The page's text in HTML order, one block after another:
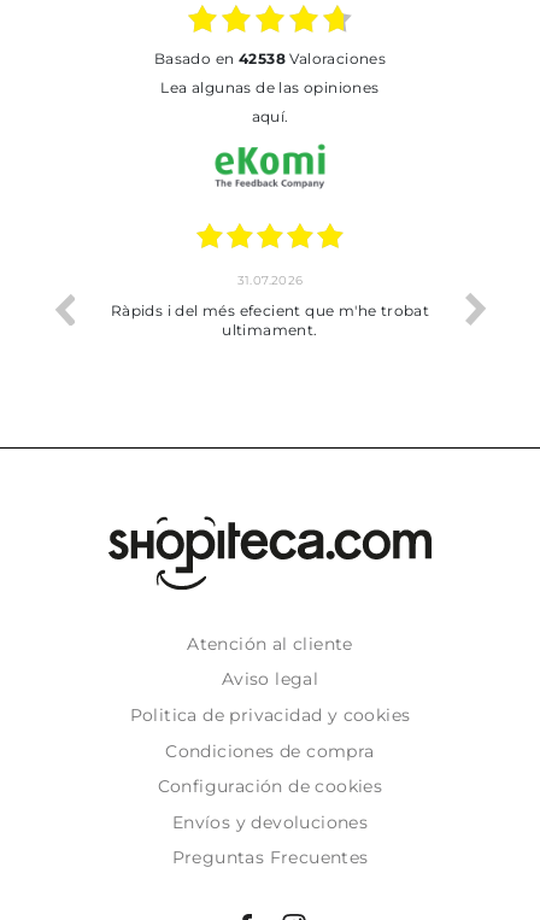
basado en 42538Valoraciones
Lea algunas de las opiniones
aquí.
31.07.2026
Ràpids i del més efecient que m'he trobat
ultimament.
Atención al cliente
Aviso legal
Politica de privacidad y cookies
Condiciones de compra
Configuración de cookies
Envíos y devoluciones
Preguntas Frecuentes